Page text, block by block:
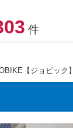
件
【ジョビック】